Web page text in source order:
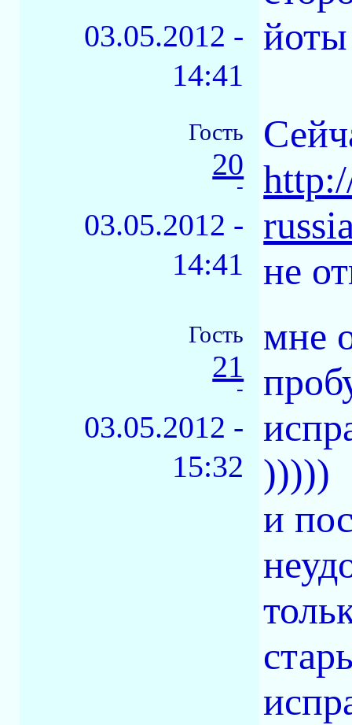
03.05.2012 -
14:41
Гость
20
-
03.05.2012 -
14:41
не
Гость
21
-
03.05.2012 -
15:32
мне
)))))
и